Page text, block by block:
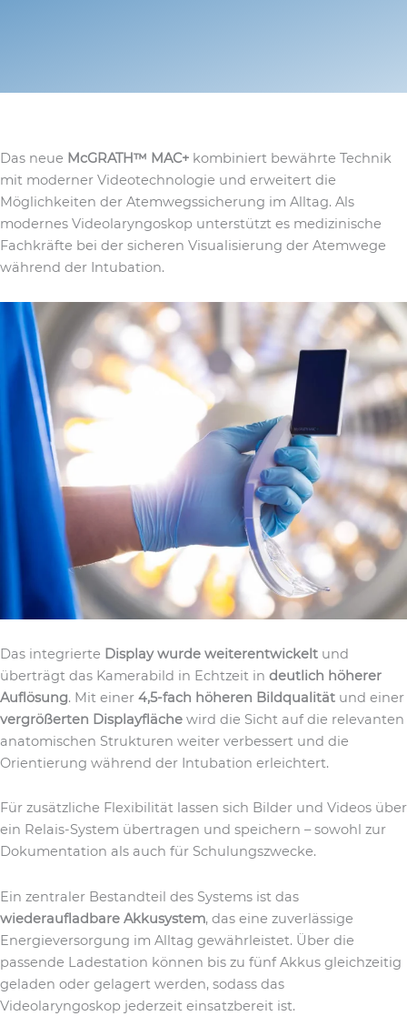
Das neue McGRATH™ MAC+ kombiniert bewährte Technik
mit moderner Videotechnologie und erweitert die
Möglichkeiten der Atemwegssicherung im Alltag. Als
modernes Videolaryngoskop unterstützt es medizinische
Fachkräfte bei der sicheren Visualisierung der Atemwege
während der Intubation.
Das integrierte Display wurde weiterentwickelt und
überträgt das Kamerabild in Echtzeit in deutlich höherer
Auflösung. Mit einer 4,5-fach höheren Bildqualität und einer
vergrößerten Displayfläche wird die Sicht auf die relevanten
anatomischen Strukturen weiter verbessert und die
Orientierung während der Intubation erleichtert.
Für zusätzliche Flexibilität lassen sich Bilder und Videos über
ein Relais-System übertragen und speichern – sowohl zur
Dokumentation als auch für Schulungszwecke.
Ein zentraler Bestandteil des Systems ist das
wiederaufladbare Akkusystem, das eine zuverlässige
Energieversorgung im Alltag gewährleistet. Über die
passende Ladestation können bis zu fünf Akkus gleichzeitig
geladen oder gelagert werden, sodass das
Videolaryngoskop jederzeit einsatzbereit ist.